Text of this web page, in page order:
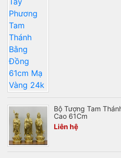
Bộ Tượng Tam
Cao 61Cm
Liên hệ